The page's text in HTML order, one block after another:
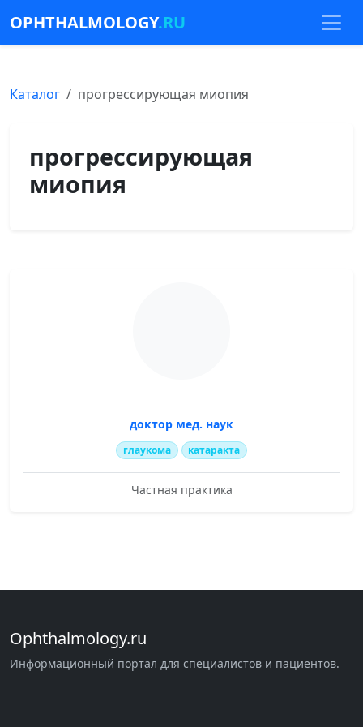
OPHTHALMOLOGY.RU
Каталог прогрессирующая миопия
прогрессирующая
миопия
доктор мед. наук
глаукома катаракта
Частная практика
Ophthalmology.ru
Информационный портал для специалистов и пациентов.